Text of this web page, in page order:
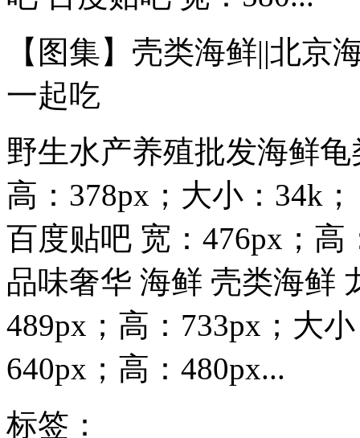
【图集】壳类海鲜||北京
一起吃
野生水产养殖批发海鲜
高：378px；大小：34k
百度贴吧 宽：476px；高
品味奢华 海鲜 壳类海鲜
489px；高：733px；大
640px；高：480px...
标签：